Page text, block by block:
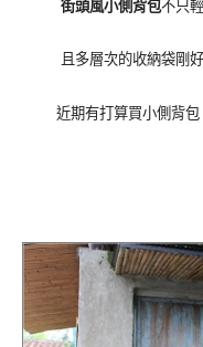
街頭風小側背包不只
且多層次的收納袋剛
近期有打算買小側背